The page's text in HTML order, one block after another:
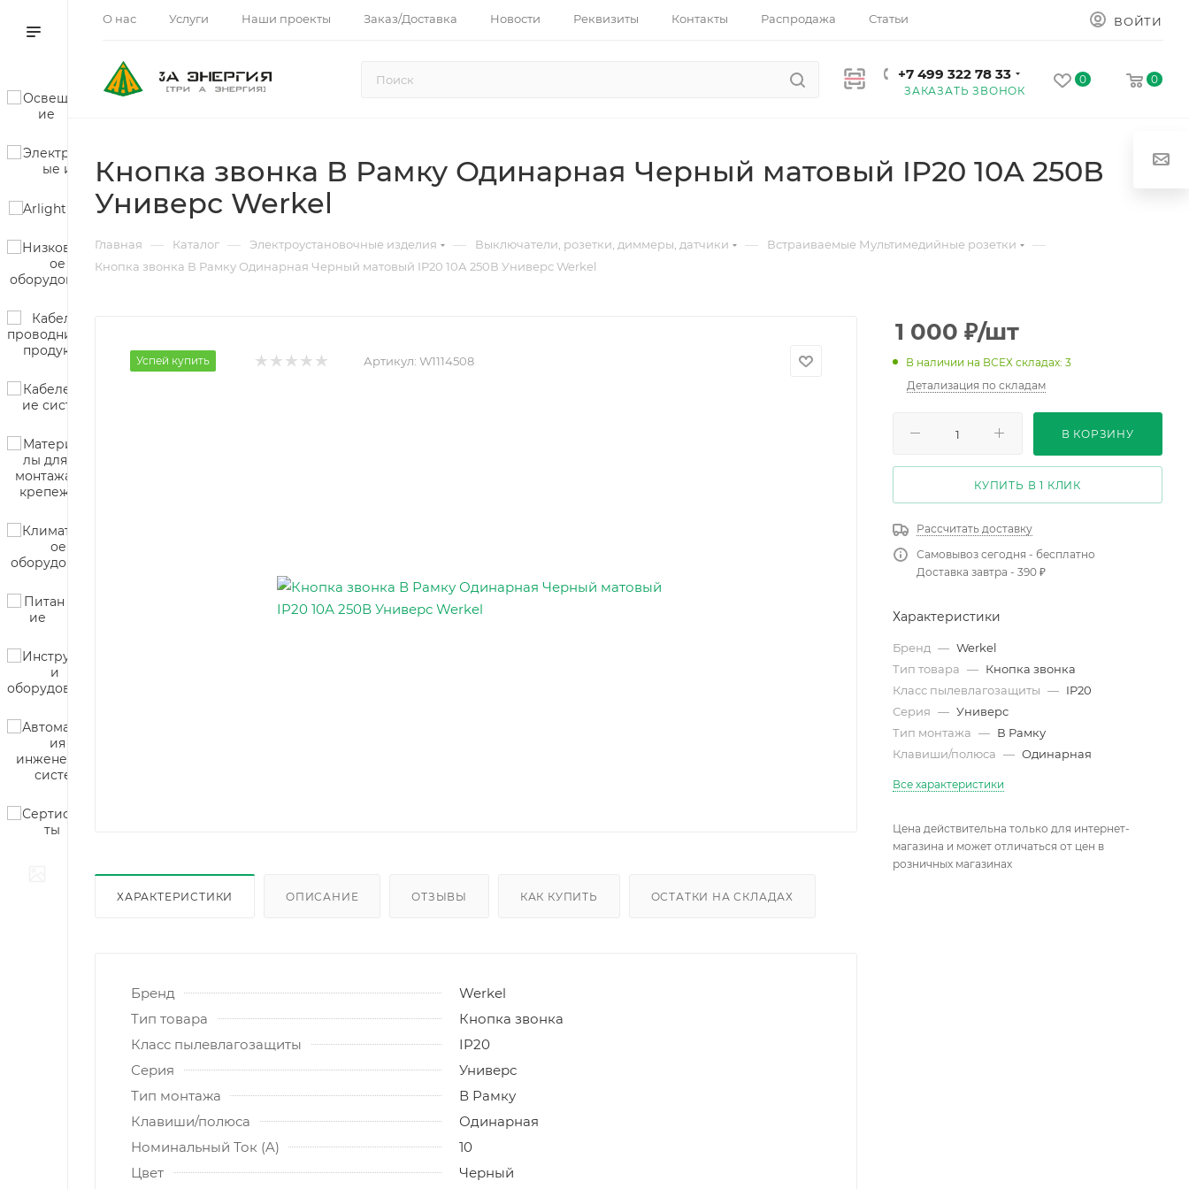
О нас Услуги Наши проекты Заказ/Доставка Новости Реквизиты Контакты Распродажа Статьи ВОЙТИ
+7 499 322 78 33
ЗАКАЗАТЬ ЗВОНОК
0 0
Кнопка звонка В Рамку Одинарная Черный матовый IP20 10А 250В
Универс Werkel
Главная — Каталог — Электроустановочные изделия — Выключатели, розетки, диммеры, датчики — Встраиваемые Мультимедийные розетки —
Кнопка звонка В Рамку Одинарная Черный матовый IP20 10А 250В Универс Werkel
Успей купить Артикул: W1114508
ХАРАКТЕРИСТИКИ ОПИСАНИЕ ОТЗЫВЫ КАК КУПИТЬ ОСТАТКИ НА СКЛАДАХ
Бренд
Werkel
Тип товара
Кнопка звонка
Класс пылевлагозащиты
IP20
Серия
Универс
Тип монтажа
В Рамку
Клавиши/полюса
Одинарная
Номинальный Ток (A)
10
Цвет
Черный
1 000 ₽/шт
В наличии на ВСЕХ складах: 3
Детализация по складам
В КОРЗИНУ
КУПИТЬ В 1 КЛИК
Рассчитать доставку
Самовывоз сегодня - бесплатно
Доставка завтра - 390 ₽
Характеристики
Бренд — Werkel
Тип товара — Кнопка звонка
Класс пылевлагозащиты — IP20
Серия — Универс
Тип монтажа — В Рамку
Клавиши/полюса — Одинарная
Все характеристики
Цена действительна только для интернет-
магазина и может отличаться от цен в
розничных магазинах